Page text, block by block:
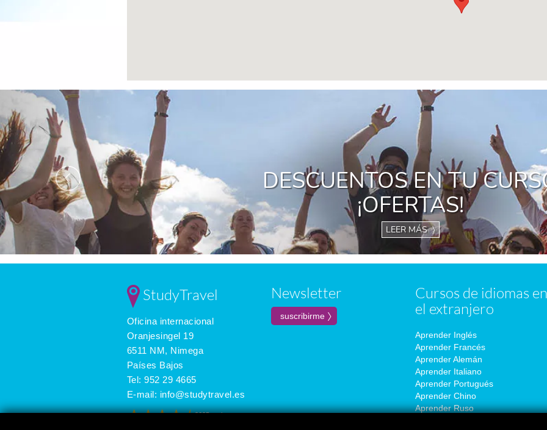
DESCUENTOS EN TU
¡OFERTAS!
LEER MÁS 〉
Previous
StudyTravel
Oficina internacional
Oranjesingel 19
6511 NM, Nimega
Países Bajos
Tel: 952 29 4665
E-mail: info@studytravel.es
3625 reviews
Newsletter
Cursos de idiomas en
el extranjero
Aprender Inglés
Aprender Francés
Aprender Alemán
Aprender Italiano
Aprender Portugués
Aprender Chino
Aprender Ruso